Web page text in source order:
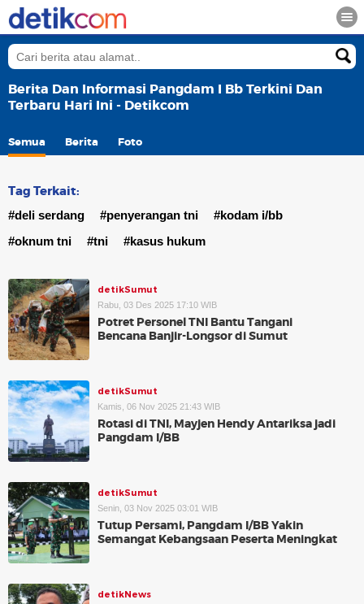
Berita Dan Informasi Pangdam I Bb Terkini Dan
Terbaru Hari Ini - Detikcom
Semua Berita Foto
Tag Terkait:
#deli serdang #penyerangan tni
#kodam i/bb
#oknum tni
#tni #kasus hukum
detikSumut
Rabu, 03 Des 2025 17:10 WIB
Potret Personel TNI Bantu Tangani
Bencana Banjir-Longsor di Sumut
detikSumut
Kamis, 06 Nov 2025 21:43 WIB
Rotasi di TNI, Mayjen Hendy Antariksa jadi
Pangdam I/BB
detikSumut
Senin, 03 Nov 2025 03:01 WIB
Tutup Persami, Pangdam I/BB Yakin
Semangat Kebangsaan Peserta Meningkat
detikNews